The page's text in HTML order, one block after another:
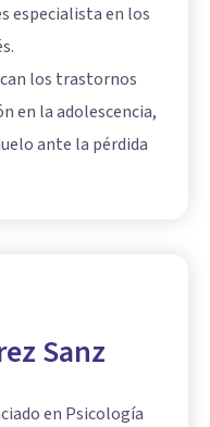
especialista en los
los trastornos
en la adolescencia,
ante la pérdida
Sanz
en Psicología